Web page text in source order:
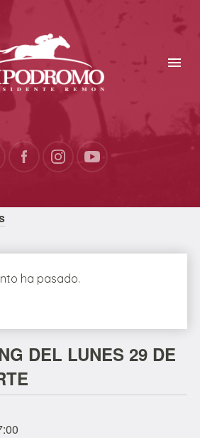
ha pasado.
DEL LUNES 29 DE